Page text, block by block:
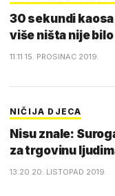
30 sekundi
više ništa nije
11:11 15. PROSINAC 2019.
NIČIJA DJECA
Nisu znale:
za trgovinu
13:20 20. LISTOPAD 2019.